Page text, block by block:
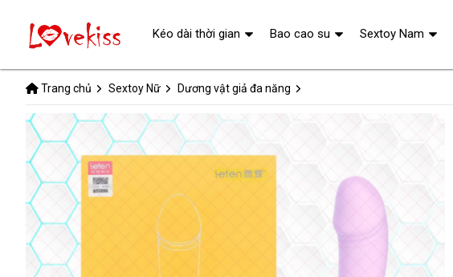
Trang chủ Sextoy Nữ Dương vật giả đa năng
Kéo dài thời gian Bao cao su Sextoy Nam